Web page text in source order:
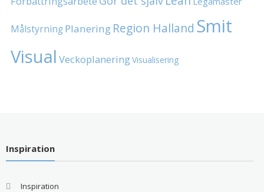
Målstyrning Planering Region Halland Smit
Visual VeckoplaneringVisualisering
Inspiration
Inspiration